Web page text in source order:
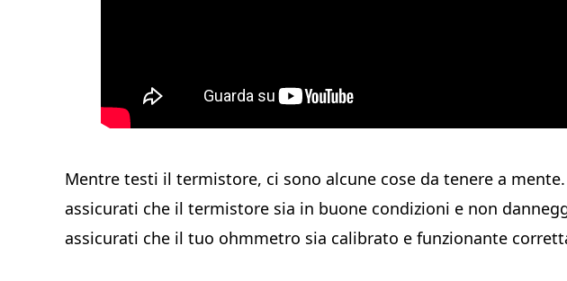
Mentre testi il termistore, ci sono alcune cose da tenere a
assicurati che il termistore sia in buone condizioni e non
assicurati che il tuo ohmmetro sia calibrato e funzionante